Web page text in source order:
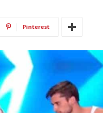
Pinterest